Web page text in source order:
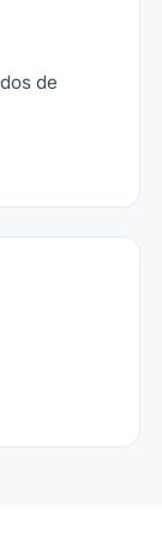
de